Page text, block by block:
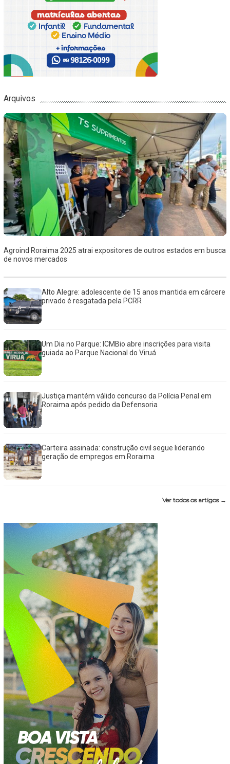
Arquivos
Agroind Roraima 2025 atrai expositores de outros estados em busca
de novos mercados
Alto Alegre: adolescente de 15 anos mantida em cárcere
privado é resgatada pela PCRR
Um Dia no Parque: ICMBio abre inscrições para visita
guiada ao Parque Nacional do Viruá
Justiça mantém válido concurso da Polícia Penal em
Roraima após pedido da Defensoria
Carteira assinada: construção civil segue liderando
geração de empregos em Roraima
Ver todos os artigos →